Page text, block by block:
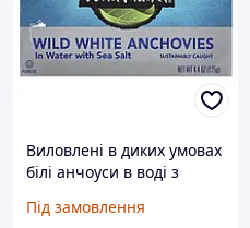
Виловлені в диких умовах
білі анчоуси в воді з
Planet, 4,4 унц (125 г)
Під замовлення